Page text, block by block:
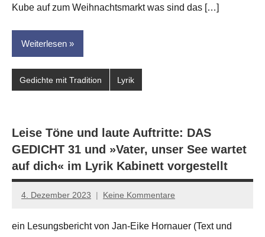
Kube auf zum Weihnachtsmarkt was sind das […]
Weiterlesen
Gedichte mit Tradition Lyrik
Leise Töne und laute Auftritte: DAS
GEDICHT 31 und »Vater, unser See wartet
auf dich« im Lyrik Kabinett vorgestellt
4. Dezember 2023
Jan-
Hornauer
Keine Kommentare
ein Lesungsbericht von Jan-Eike Hornauer (Text und